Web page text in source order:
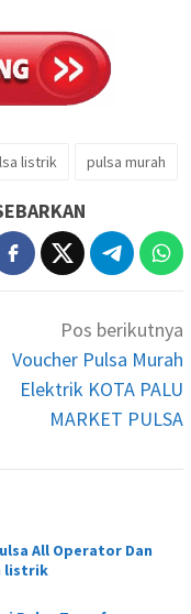
listrik pulsa murah
Pos berikutnya
Voucher Pulsa Murah
Elektrik KOTA PALU
MARKET PULSA
All Operator Dan
listrik